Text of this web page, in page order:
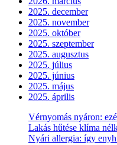
2025. december
2025. november
2025. október
2025. szeptember
2025. augusztus
2025. július
2025. június
2025. május
2025. április
Vérnyomás nyáron:
Lakás hűtése klíma
Nyári allergia: így